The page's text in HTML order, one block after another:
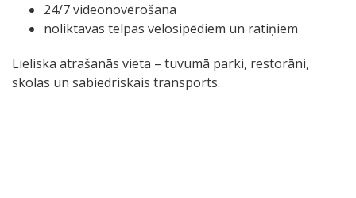
24/7 videonovērošana
noliktavas telpas velosipēdiem un ratiņiem
Lieliska atrašanās vieta – tuvumā parki, restorāni,
skolas un sabiedriskais transports.